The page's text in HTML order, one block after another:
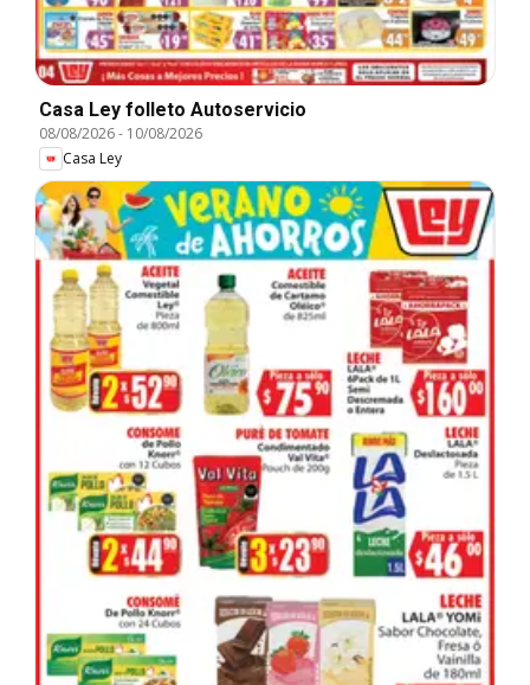
Casa Ley folleto Autoservicio
08/08/2026- 10/08/2026
Casa Ley